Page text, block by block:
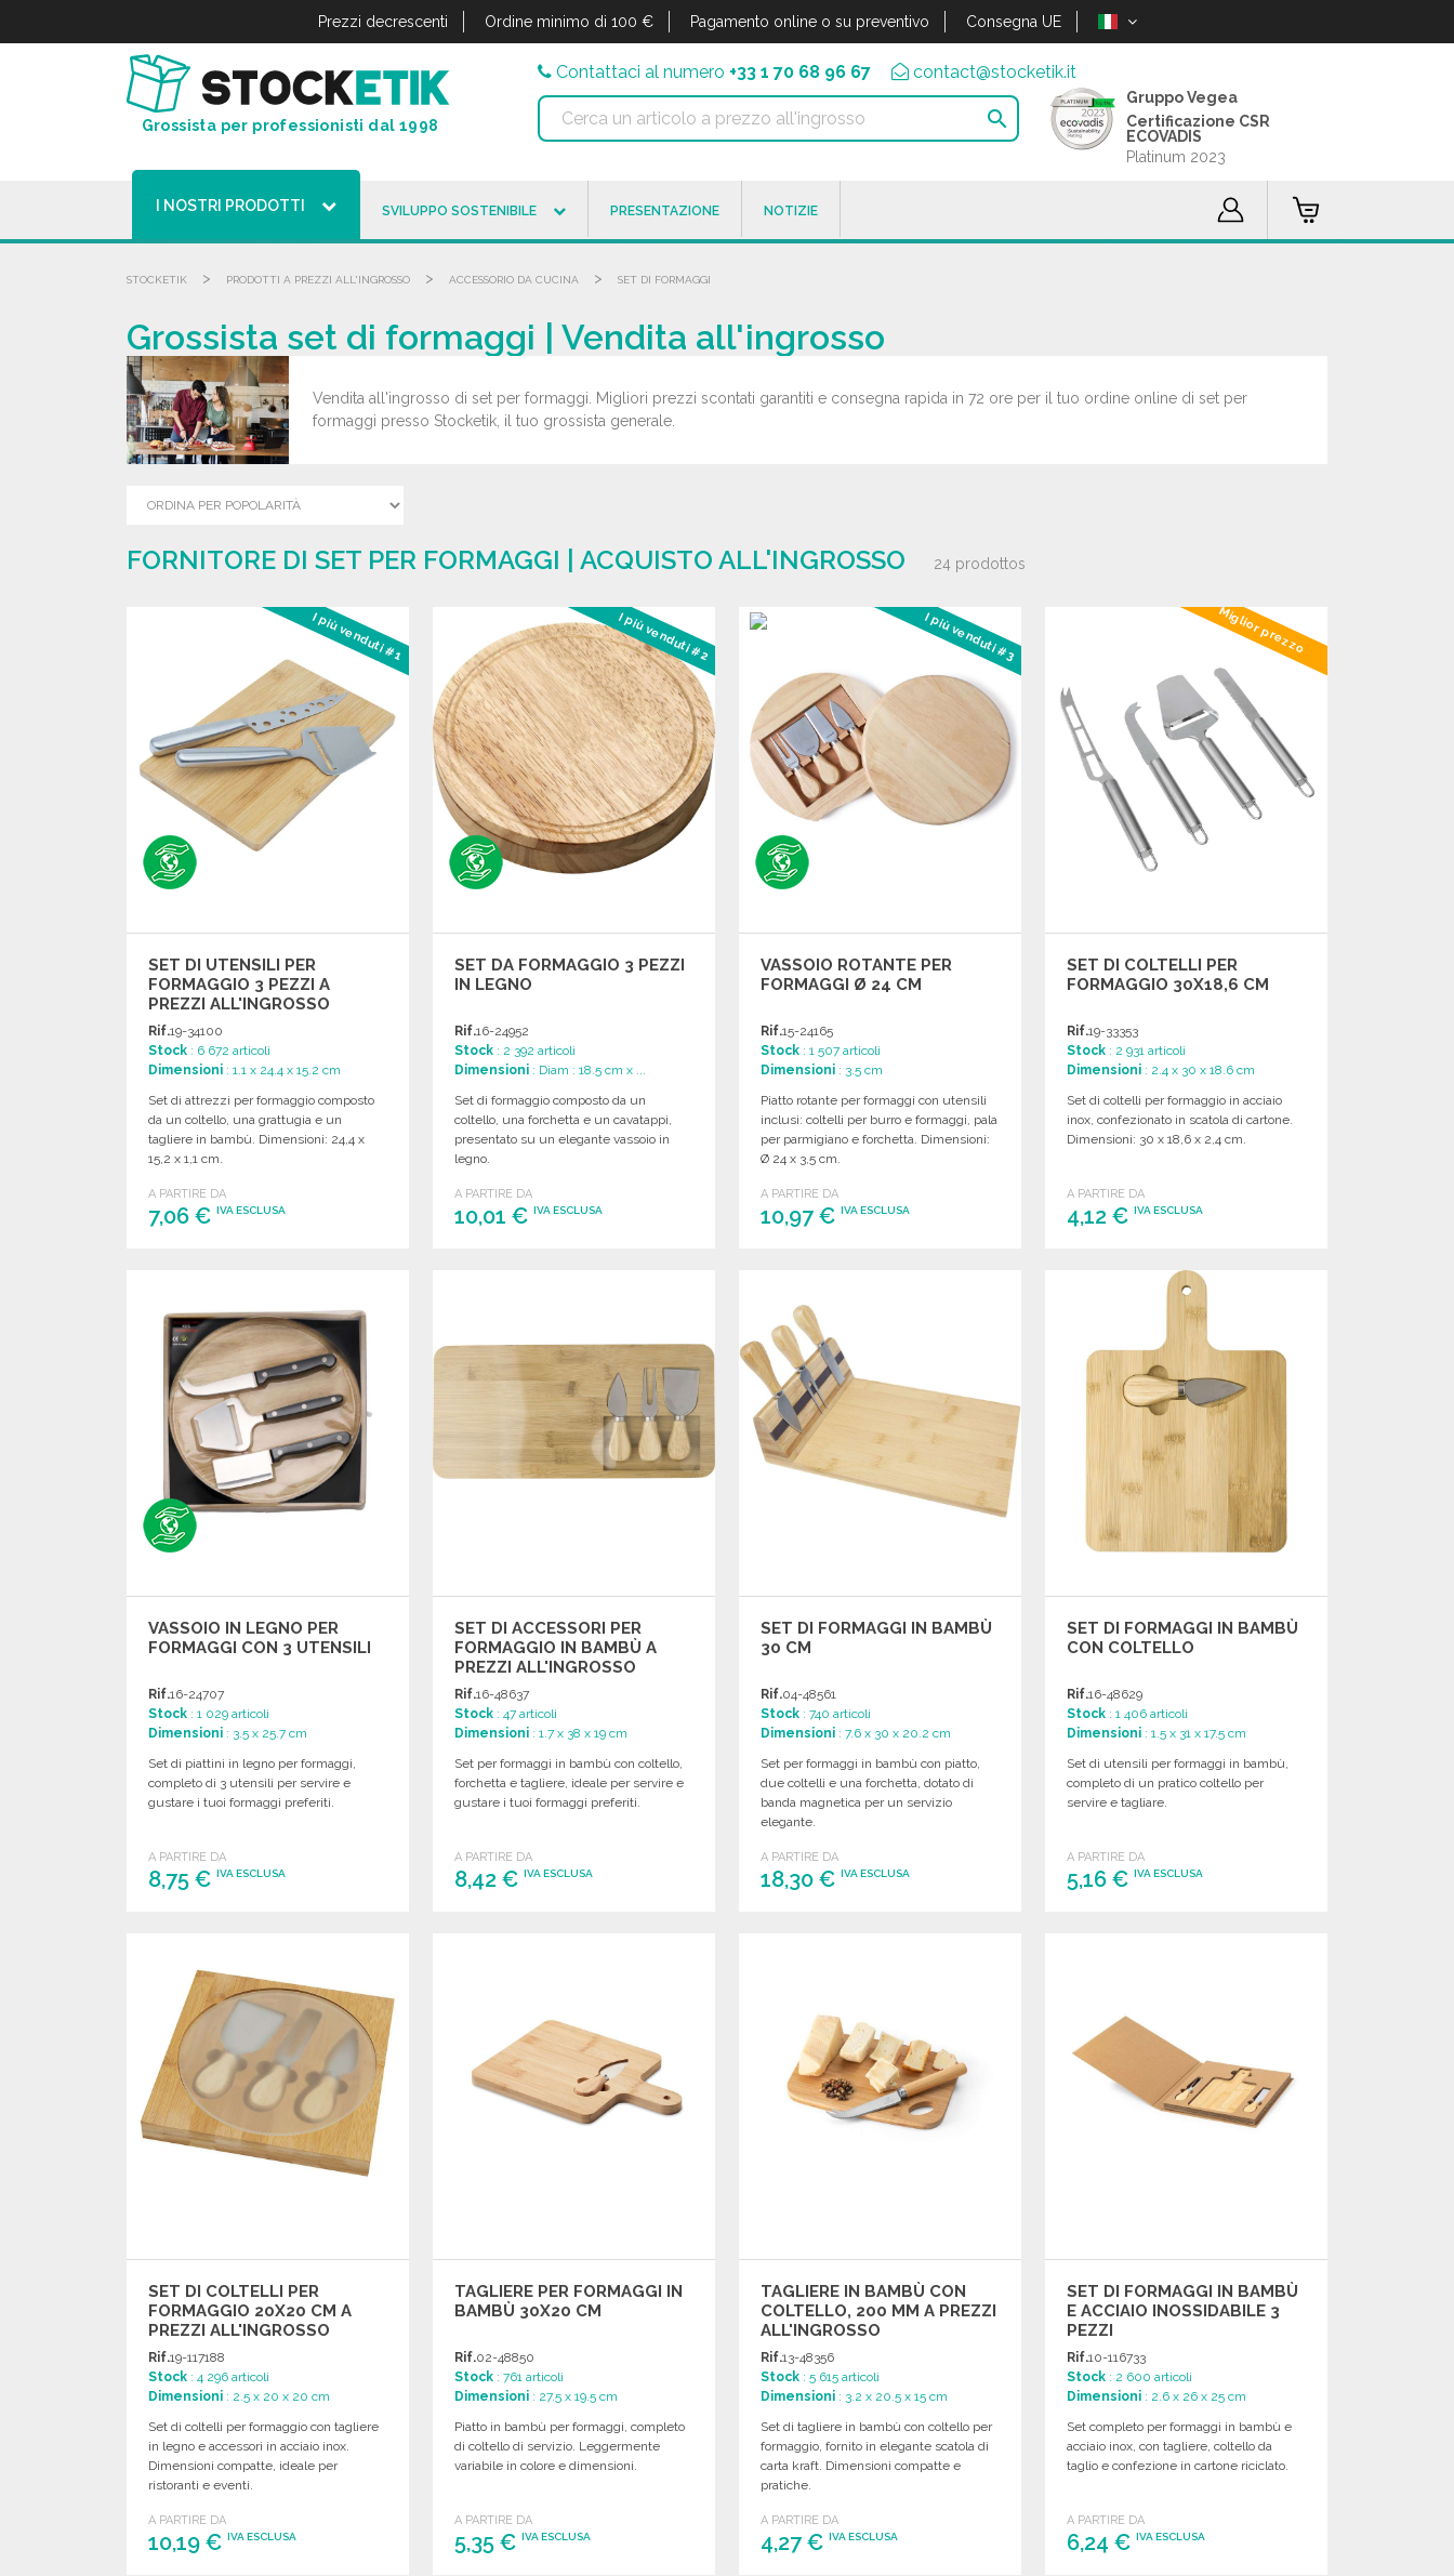
Prezzi decrescenti Ordine minimo di 100 € Pagamento online o su preventivo Consegna UE
Grossista per professionisti dal 1998
Contattaci al numero +33 1 70 68 96 67 contact@stocketik.it

Gruppo Vegea
Certificazione CSR
ECOVADIS
Platinum 2023
I NOSTRI PRODOTTI SVILUPPO SOSTENIBILE PRESENTAZIONE NOTIZIE
STOCKETIK > PRODOTTI A PREZZI ALL'INGROSSO > ACCESSORIO DA CUCINA > SET DI FORMAGGI
Grossista set di formaggi | Vendita all'ingrosso
Vendita all'ingrosso di set per formaggi. Migliori prezzi scontati garantiti e consegna rapida in 72 ore per il tuo ordine online di set per
formaggi presso Stocketik, il tuo grossista generale.
FORNITORE DI SET PER FORMAGGI | ACQUISTO ALL'INGROSSO 24 prodottos
I più venduti #1
SET DI UTENSILI PER
FORMAGGIO 3 PEZZI A
PREZZI ALL'INGROSSO
Rif.19-34100
Stock : 6 672 articoli
Dimensioni : 1.1 x 24.4 x 15.2 cm
Set di attrezzi per formaggio composto
da un coltello, una grattugia e un
tagliere in bambù. Dimensioni: 24,4 x
15,2 x 1,1 cm.
A PARTIRE DA
7,06 € IVA ESCLUSA
I più venduti #2
SET DA FORMAGGIO 3 PEZZI
IN LEGNO
Rif.16-24952
Stock : 2 392 articoli
Dimensioni : Diam : 18.5 cm x ...
Set di formaggio composto da un
coltello, una forchetta e un cavatappi,
presentato su un elegante vassoio in
legno.
A PARTIRE DA
10,01 €IVA ESCLUSA
I più venduti #3
VASSOIO ROTANTE PER
FORMAGGI Ø 24 CM
Rif.15-24165
Stock : 1 507 articoli
Dimensioni : 3.5 cm
Piatto rotante per formaggi con utensili
inclusi: coltelli per burro e formaggi, pala
per parmigiano e forchetta. Dimensioni:
Ø 24 x 3,5 cm.
A PARTIRE DA
10,97 €IVA ESCLUSA
Miglior prezzo
SET DI COLTELLI PER
FORMAGGIO 30X18,6 CM
Rif.19-33353
Stock : 2 931 articoli
Dimensioni : 2.4 x 30 x 18.6 cm
Set di coltelli per formaggio in acciaio
inox, confezionato in scatola di cartone.
Dimensioni: 30 x 18,6 x 2,4 cm.
A PARTIRE DA
4,12 €IVA ESCLUSA
Richiedi un preventivo
VASSOIO IN LEGNO PER
FORMAGGI CON 3 UTENSILI
Rif.16-24707
Stock : 1 029 articoli
Dimensioni : 3.5 x 25.7 cm
Set di piattini in legno per formaggi,
completo di 3 utensili per servire e
gustare i tuoi formaggi preferiti.
A PARTIRE DA
8,75 € IVA ESCLUSA
SET DI ACCESSORI PER
FORMAGGIO IN BAMBÙ A
PREZZI ALL'INGROSSO
Rif.16-48637
Stock : 47 articoli
Dimensioni : 1.7 x 38 x 19 cm
Set per formaggi in bambù con coltello,
forchetta e tagliere, ideale per servire e
gustare i tuoi formaggi preferiti.
A PARTIRE DA
8,42 €IVA ESCLUSA
SET DI FORMAGGI IN BAMBÙ
30 CM
Rif.04-48561
Stock : 740 articoli
Dimensioni : 7.6 x 30 x 20.2 cm
Set per formaggi in bambù con piatto,
due coltelli e una forchetta, dotato di
banda magnetica per un servizio
elegante.
A PARTIRE DA
18,30 €IVA ESCLUSA
SET DI FORMAGGI IN BAMBÙ
CON COLTELLO
Rif.16-48629
Stock : 1 406 articoli
Dimensioni : 1.5 x 31 x 17.5 cm
Set di utensili per formaggi in bambù,
completo di un pratico coltello per
servire e tagliare.
A PARTIRE DA
5,16 €IVA ESCLUSA
SET DI COLTELLI PER
FORMAGGIO 20X20 CM A
PREZZI ALL'INGROSSO
Rif.19-117188
Stock : 4 296 articoli
Dimensioni : 2.5 x 20 x 20 cm
Set di coltelli per formaggio con tagliere
in legno e accessori in acciaio inox.
Dimensioni compatte, ideale per
ristoranti e eventi.
A PARTIRE DA
10,19 € IVA ESCLUSA
TAGLIERE PER FORMAGGI IN
BAMBÙ 30X20 CM
Rif.02-48850
Stock : 761 articoli
Dimensioni : 27.5 x 19.5 cm
Piatto in bambù per formaggi, completo
di coltello di servizio. Leggermente
variabile in colore e dimensioni.
A PARTIRE DA
5,35 €IVA ESCLUSA
TAGLIERE IN BAMBÙ CON
COLTELLO, 200 MM A PREZZI
ALL'INGROSSO
Rif.13-48356
Stock : 5 615 articoli
Dimensioni : 3.2 x 20.5 x 15 cm
Set di tagliere in bambù con coltello per
formaggio, fornito in elegante scatola di
carta kraft. Dimensioni compatte e
pratiche.
A PARTIRE DA
4,27 €IVA ESCLUSA
SET DI FORMAGGI IN BAMBÙ
E ACCIAIO INOSSIDABILE 3
PEZZI
Rif.10-116733
Stock : 2 600 articoli
Dimensioni : 2.6 x 26 x 25 cm
Set completo per formaggi in bambù e
acciaio inox, con tagliere, coltello da
taglio e confezione in cartone riciclato.
A PARTIRE DA
6,24 €IVA ESCLUSA